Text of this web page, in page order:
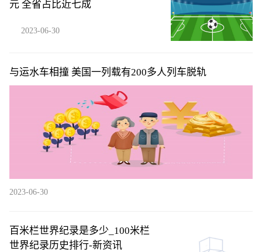
元 全省占比近七成
2023-06-30
与运水车相撞 美国一列载有200多人列车脱轨
2023-06-30
百米栏世界纪录是多少_100米栏
世界纪录历史排行-新资讯